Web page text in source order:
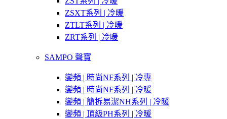
ZSXT系列 | 冷暖
ZTLT系列 | 冷暖
ZRT系列 | 冷暖
SAMPO 聲寶
變頻 | 時尚NF系列 | 冷專
變頻 | 時尚NF系列 | 冷暖
變頻 | 簡拆易潔NH系列 | 冷暖
變頻 | 頂級PH系列 | 冷暖